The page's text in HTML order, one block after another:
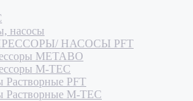
насосы
НАСОСЫ PFT
METABO
M-TEC
Растворные PFT
Растворные M-TEC